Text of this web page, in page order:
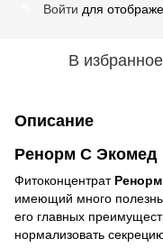
Войти для
В избранное
Описание
Ренорм С Экомед
Фитоконцентрат
имеющий много
его главных
нормализовать